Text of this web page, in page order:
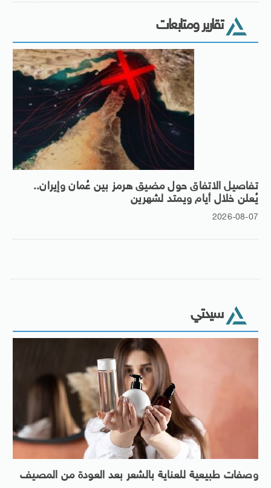
تقارير ومتابعات
تفاصيل الاتفاق حول مضيق هرمز بين عُمان وإيران..
يُعلن خلال أيام ويمتد لشهرين
2026-08-07
سيدتي
وصفات طبيعية للعناية بالشعر بعد العودة من المصيف